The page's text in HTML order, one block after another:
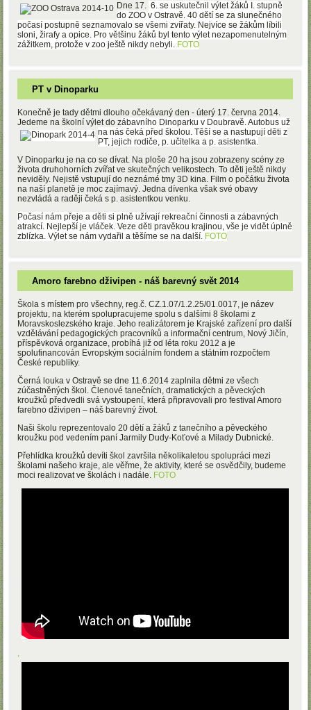
Dne 17. 6. se uskutečnil výlet žáků I. stupně
do ZOO v Ostravě. 40 dětí se za slunečného
počasí postupně seznamovalo se všemi zvířaty. Nejvíce se žákům líbili
sloni, žirafy a opice. Pro většinu žáků byl tento výlet nezapomenutelným
zážitkem, protože v zoo ještě nikdy nebyli. FOTO
PT v Dinoparku
Konečně je tady dětmi dlouho očekávaný den - úterý 17. června 2014.
Jedeme na školní výlet do zábavního Dinoparku v Doubravě. Autobus už
na nás čeká před školou. Těší se a nastupují dětiz
PT, jejich rodiče, p. učitelka a p. asistentka.
V Dinoparku je na co se dívat. Na ploše 20 ha jsou zobrazeny scény ze
života druhohorních zvířat ve skutečných velikostech. To děti ještě nikdy
neviděly. Nejistě vstupují do neznámé tmy 3D kina. Film o počátku života
na naší planetě je moc zajímavý. Jedna dívenka však své obavy
nezvládá a raději čeká s p. asistentkou venku.
Počasí nám přeje a děti si plně užívají rekreační činnosti a zábavných
atrakcí. Nejlepší je vláček. Veze děti pravěkou krajinou, vše je vidět úplně
zblízka.Výlet se nám vydařil a těšíme se na další. FOTO
Amoro farebno dživipen - náš barevný svět 2014
Škola s místem pro všechny, reg.č. CZ.1.07/1.2.25/01.0017, je název
projektu, na kterém spolupracujeme spolu s dalšími 8 školami z
Moravskoslezského kraje. Jeho realizátorem je Krajské zařízení pro další
vzdělávání pedagogických pracovníků a informační centrum, Nový Jičín,
příspěvková organizace, probíhá již od léta roku 2012 a je
spolufinancován Evropským sociálním fondem a státním rozpočtem
České republiky.
Černá louka v Ostravě se dne 11.6.2014 zaplnila dětmi ze všech
zúčastněných škol. Členové tanečních, dramatických a pěveckých
kroužků předvedli svá vystoupení, která připravovali pro festival Amoro
farebno dživipen – náš barevný život.
Naši školu reprezentovalo 20 dětí a žáků z tanečního a pěveckého
kroužku pod vedením paní Jarmily Dudy-Koťové a Milady Dubnické.
Přehlídka kroužků devíti škol završila několikaletou spolupráci mezi
školami našeho kraje, ale věřme, že aktivity, které se osvědčily, budeme
moci realizovat ve školách i nadále. FOTO